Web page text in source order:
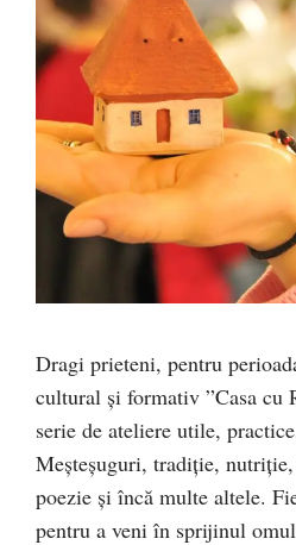
Dragi prieteni, pentru
cultural și formativ ”Casa cu
serie de ateliere utile,
Meşteşuguri, tradiţie,
poezie şi încă multe altele.
pentru a veni în sprijinul